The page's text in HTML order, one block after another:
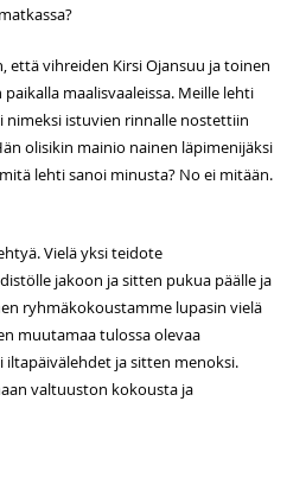
että vihreiden Kirsi Ojansuu ja toinen
maalisvaaleissa. Meille lehti
nimeksi istuvien rinnalle nostettiin
olisikin mainio nainen läpimenijäksi
lehti sanoi minusta? No ei mitään.
Vielä yksi teidote
jakoon ja sitten pukua päälle ja
ryhmäkokoustamme lupasin vielä
muutamaa tulossa olevaa
ja sitten menoksi.
valtuuston kokousta ja